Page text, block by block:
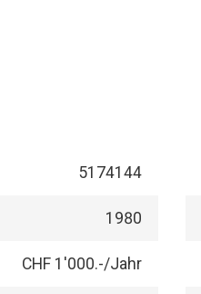
5174144
1980
CHF 1'000.-/Jahr